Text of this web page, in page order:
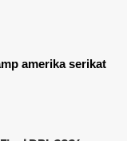
amerika serikat